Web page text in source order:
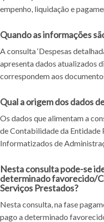
empenho, liquidação e
Quando as informações
A consulta ‘Despesas
apresenta dados atualizados
correspondem aos
Qual a origem dos dados
Os dados que alimentam a
de Contabilidade da Entidade
Informatizados de
Nesta consulta pode-se
determinado favorecido/
Serviços Prestados?
Nesta consulta, na fase
pago a determinado